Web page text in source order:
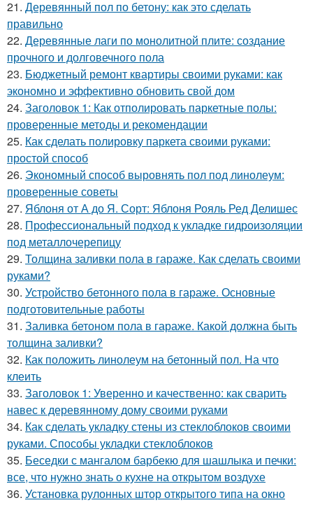
21. Деревянный пол по бетону: как это сделать
правильно
22. Деревянные лаги по монолитной плите: создание
прочного и долговечного пола
23. Бюджетный ремонт квартиры своими руками: как
экономно и эффективно обновить свой дом
24. Заголовок 1: Как отполировать паркетные полы:
проверенные методы и рекомендации
25. Как сделать полировку паркета своими руками:
простой способ
26. Экономный способ выровнять пол под линолеум:
проверенные советы
27. Яблоня от А до Я. Сорт: Яблоня Рояль Ред Делишес
28. Профессиональный подход к укладке гидроизоляции
под металлочерепицу
29. Толщина заливки пола в гараже. Как сделать своими
руками?
30. Устройство бетонного пола в гараже. Основные
подготовительные работы
31. Заливка бетоном пола в гараже. Какой должна быть
толщина заливки?
32. Как положить линолеум на бетонный пол. На что
клеить
33. Заголовок 1: Уверенно и качественно: как сварить
навес к деревянному дому своими руками
34. Как сделать укладку стены из стеклоблоков своими
руками. Способы укладки стеклоблоков
35. Беседки с мангалом барбекю для шашлыка и печки:
все, что нужно знать о кухне на открытом воздухе
36. Установка рулонных штор открытого типа на окно